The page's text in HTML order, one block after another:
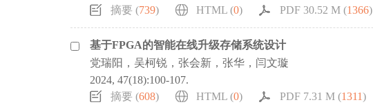
摘要 (739) HTML (0) PDF 30.52 M (1366)
基于FPGA的智能在线升级存储系统设计
党瑞阳，吴柯锐，张会新，张华，闫文璇
2024, 47(18):100-107.
摘要 (608) HTML (0) PDF 7.31 M (1311)